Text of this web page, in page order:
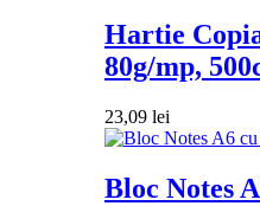
Hartie
80g/mp,
23,09 lei
Bloc Notes